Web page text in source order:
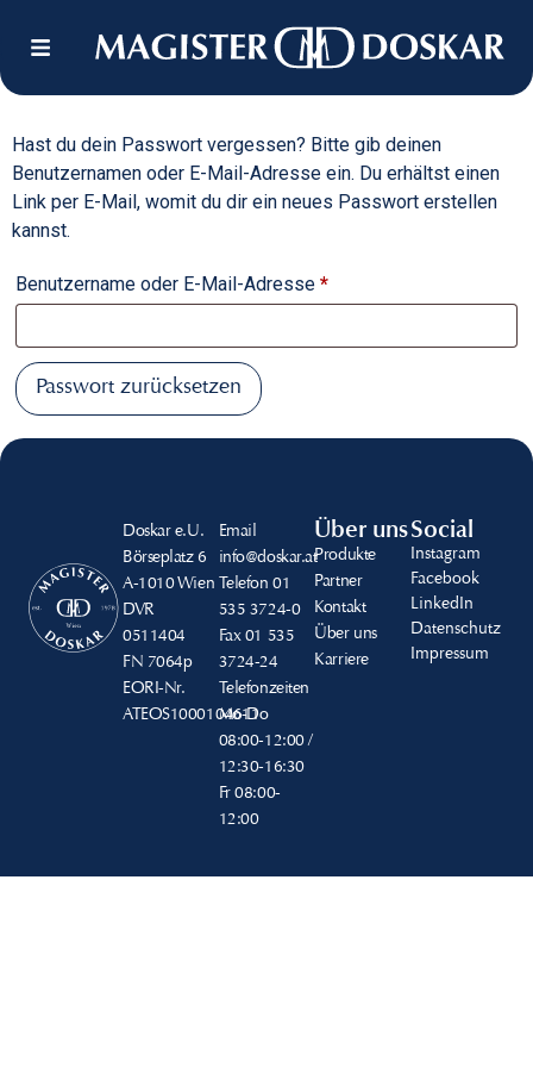
Hast du dein Passwort vergessen? Bitte gib deinen
Benutzernamen oder E-Mail-Adresse ein. Du erhältst einen
Link per E-Mail, womit du dir ein neues Passwort erstellen
kannst.
Benutzername oder E-Mail-Adresse *
Passwort zurücksetzen
Doskar e.U.
Börseplatz 6
A-1010 Wien
DVR
0511404
FN 7064p
EORI-Nr.
ATEOS1000104611
Email
info@doskar.at
Telefon 01
535 3724-0
Fax01 535
3724-24
Telefonzeiten
Mo-Do
08:00-12:00 /
12:30-16:30
Fr08:00-
12:00
Über uns
Produkte
Partner
Kontakt
Über uns
Karriere
Social
Instagram
Facebook
LinkedIn
Datenschutz
Impressum